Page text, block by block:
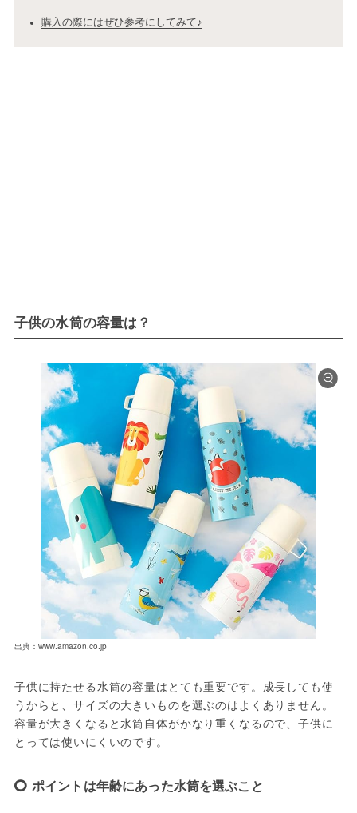
購入の際にはぜひ参考にしてみて♪
子供の水筒の容量は？
出典：www.amazon.co.jp
子供に持たせる水筒の容量はとても重要です。成長しても使
うからと、サイズの大きいものを選ぶのはよくありません。
容量が大きくなると水筒自体がかなり重くなるので、子供に
とっては使いにくいのです。
ポイントは年齢にあった水筒を選ぶこと